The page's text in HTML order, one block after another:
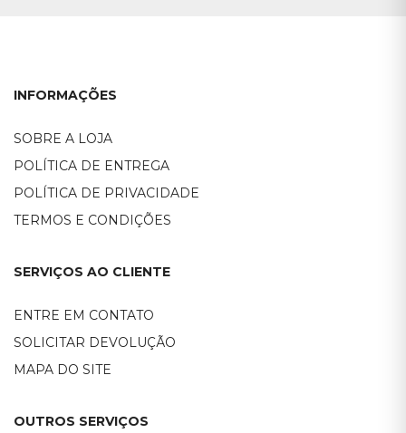
INFORMAÇÕES
SOBRE A LOJA
POLÍTICA DE ENTREGA
POLÍTICA DE PRIVACIDADE
TERMOS E CONDIÇÕES
SERVIÇOS AO CLIENTE
ENTRE EM CONTATO
SOLICITAR DEVOLUÇÃO
MAPA DO SITE
OUTROS SERVIÇOS